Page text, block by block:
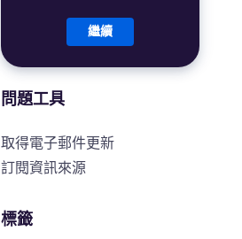
繼續
問題工具
取得電子郵件更新
訂閱資訊來源
標籤